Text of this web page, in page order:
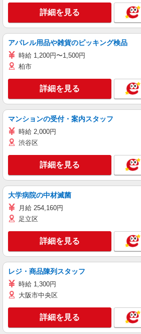
詳細を見る
アパレル用品や雑貨のピッキング検品
時給 1,200円〜1,500円
柏市
詳細を見る
マンションの受付・案内スタッフ
時給 2,000円
渋谷区
詳細を見る
大学病院の中材滅菌
月給 254,160円
足立区
詳細を見る
レジ・商品陳列スタッフ
時給 1,300円
大阪市中央区
詳細を見る